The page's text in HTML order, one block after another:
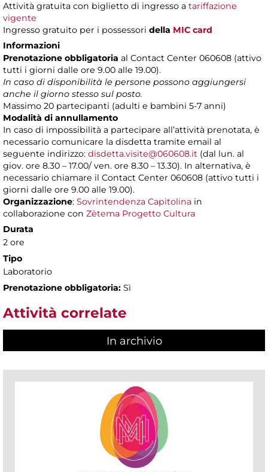
Attività gratuita con biglietto di ingresso a tariffazione
vigente
Ingresso gratuito per i possessori della MIC card
Informazioni
Prenotazione obbligatoria al Contact Center 060608 (attivo
tutti i giorni dalle ore 9.00 alle 19.00).
In caso di disponibilità le persone possono aggiungersi
anche il giorno stesso sul posto.
Massimo 20 partecipanti (adulti e bambini 5-7 anni)
Modalità di annullamento
In caso di impossibilità a partecipare all’attività prenotata, è
necessario comunicare la disdetta tramite email al
seguente indirizzo: disdetta.visite@060608.it (dal lun. al
giov. ore 8.30 – 17.00/ ven. ore 8.30 – 13.30). In alternativa, è
necessario chiamare il Contact Center 060608 (attivo tutti i
giorni dalle ore 9.00 alle 19.00).
Organizzazione: Sovrintendenza Capitolina in
collaborazione con Zètema Progetto Cultura
Durata
2 ore
Tipo
Laboratorio
Prenotazione obbligatoria: Sì
Attività correlate
In archivio